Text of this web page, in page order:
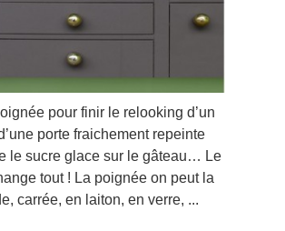
pour finir le relooking d’un
porte fraichement repeinte
le sucre glace sur le gâteau… Le
tout ! La poignée on peut la
carrée, en laiton, en verre, ...